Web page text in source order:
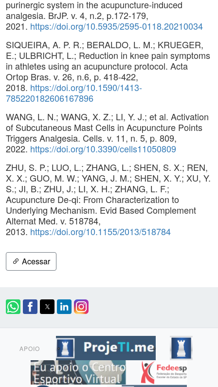
purinergic system in the acupuncture-induced
analgesia. BrJP. v. 4, n.2, p.172-179,
2021. https://doi.org/10.5935/2595-0118.20210034
SIQUEIRA, A. P. R.; BERALDO, L. M.; KRUEGER,
E.; ULBRICHT, L.; Reduction in knee pain symptoms
in athletes using an acupuncture protocol. Acta
Ortop Bras. v. 26, n.6, p. 418-422,
2018. https://doi.org/10.1590/1413-
785220182606167896
WANG, L. N.; WANG, X. Z.; LI, Y. J.; et al. Activation
of Subcutaneous Mast Cells in Acupuncture Points
Triggers Analgesia. Cells. v. 11, n. 5, p. 809,
2022. https://doi.org/10.3390/cells11050809
ZHU, S. P.; LUO, L.; ZHANG, L.; SHEN, S. X.; REN,
X. X.; GUO, M. W.; YANG, J. M.; SHEN, X. Y.; XU, Y.
S.; JI, B.; ZHU, J.; LI, X. H.; ZHANG, L. F.;
Acupuncture De-qi: From Characterization to
Underlying Mechanism. Evid Based Complement
Alternat Med. v. 518784,
2013. https://doi.org/10.1155/2013/518784
Acessar
APOIO